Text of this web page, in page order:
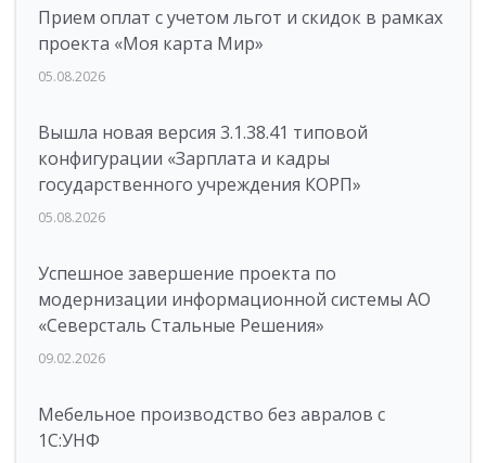
Прием оплат с учетом льгот и скидок в рамках
проекта «Моя карта Мир»
05.08.2026
Вышла новая версия 3.1.38.41 типовой
конфигурации «Зарплата и кадры
государственного учреждения КОРП»
05.08.2026
Успешное завершение проекта по
модернизации информационной системы АО
«Северсталь Стальные Решения»
09.02.2026
Мебельное производство без авралов с
1С:УНФ